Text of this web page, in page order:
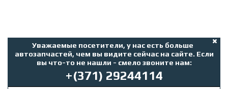
Уважаемые посетители, у нас есть больше
автозапчастей, чем вы видите сейчас на сайте. Если
вы что-то не нашли - смело звоните нам:
+(371) 29244114